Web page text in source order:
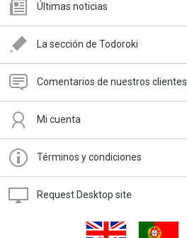
Últimas noticias
La sección de Todoroki
Comentarios de nuestros clientes
Mi cuenta
Términos y condiciones
Request Desktop site